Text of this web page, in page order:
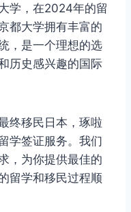
学，在2024年的留
都大学拥有丰富的
，是一个理想的选
历史感兴趣的国际
终移民日本，琢啦
学签证服务。我们
，为你提供最佳的
留学和移民过程顺